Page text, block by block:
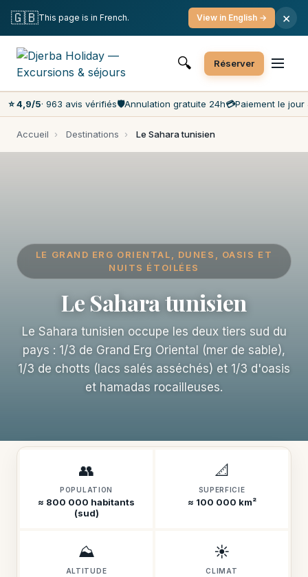
Annulation gratuite
Prix les moins chers du marché
Service client 7j/7
🔍 Réserver
⭐ 4,9/5· 963 avis vérifiés🛡️Annulation gratuite 24h💳Paiement le jour
Accueil › Destinations › Le Sahara tunisien
LE GRAND ERG ORIENTAL, DUNES, OASIS ET
NUITS ÉTOILÉES
Le Sahara tunisien
Le Sahara tunisien occupe les deux tiers sud du
pays : 1/3 de Grand Erg Oriental (mer de sable),
1/3 de chotts (lacs salés asséchés) et 1/3 d'oasis
et hamadas rocailleuses.
👥
POPULATION
≈ 800 000 habitants
(sud)
📐
SUPERFICIE
≈ 100 000 km²
⛰️
ALTITUDE
☀️
CLIMAT
🇬🇧This page is in French. View in English → ×